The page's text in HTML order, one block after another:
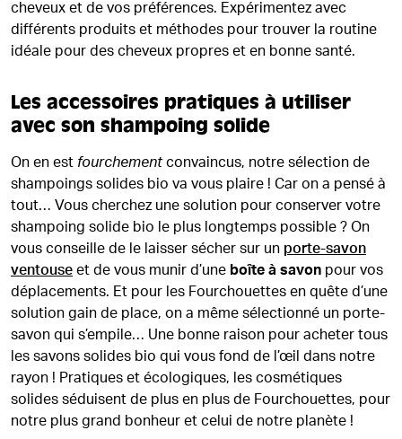
cheveux et de vos préférences. Expérimentez avec
différents produits et méthodes pour trouver la routine
idéale pour des cheveux propres et en bonne santé.
Les accessoires pratiques à utiliser
avec son shampoing solide
On en est fourchementconvaincus, notre sélection de
shampoings solides bio va vous plaire ! Car on a pensé à
tout… Vous cherchez une solution pour conserver votre
shampoing solide bio le plus longtemps possible ? On
vous conseille de le laisser sécher sur un porte-savon
ventouse et de vous munir d’une boîte à savon pour vos
déplacements. Et pour les Fourchouettes en quête d’une
solution gain de place, on a même sélectionné un porte-
savon qui s’empile… Une bonne raison pour acheter tous
les savons solides bio qui vous fond de l’œil dans notre
rayon ! Pratiques et écologiques, les cosmétiques
solides séduisent de plus en plus de Fourchouettes, pour
notre plus grand bonheur et celui de notre planète !